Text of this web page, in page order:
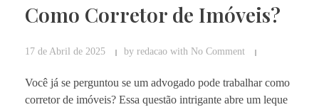
Como Corretor de Imóveis?
17 de Abril de 2025 by redacao with No Comment
Você já se perguntou se um advogado pode trabalhar como
corretor de imóveis? Essa questão intrigante abre um leque